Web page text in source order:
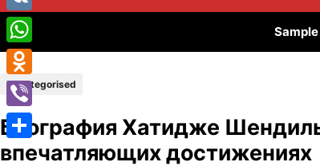
Uncategorised
Биография Хатидже
впечатляющих достижениях
VK
WhatsApp
Odnoklassniki
Viber
Отправить